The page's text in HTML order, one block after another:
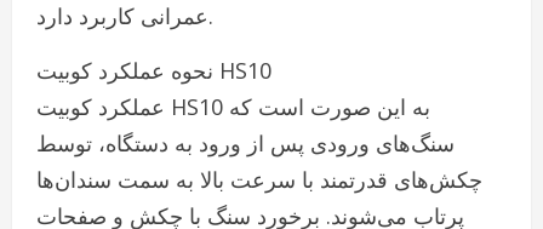
عمرانی کاربرد دارد.
نحوه عملکرد کوبیت HS10
عملکرد کوبیت HS10 به این صورت است که
سنگ‌های ورودی پس از ورود به دستگاه، توسط
چکش‌های قدرتمند با سرعت بالا به سمت سندان‌ها
پرتاب می‌شوند. برخورد سنگ با چکش و صفحات